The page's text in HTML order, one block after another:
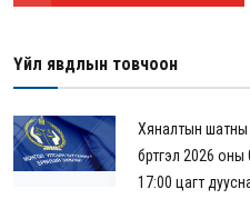
Үйл явдлын товчоон
Хяналтын шатны
бүртгэл 2026
17:00 цагт